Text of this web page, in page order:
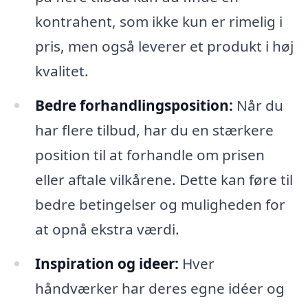
kontrahent, som ikke kun er rimelig i
pris, men også leverer et produkt i høj
kvalitet.
Bedre forhandlingsposition: Når du
har flere tilbud, har du en stærkere
position til at forhandle om prisen
eller aftale vilkårene. Dette kan føre til
bedre betingelser og muligheden for
at opnå ekstra værdi.
Inspiration og ideer: Hver
håndværker har deres egne idéer og